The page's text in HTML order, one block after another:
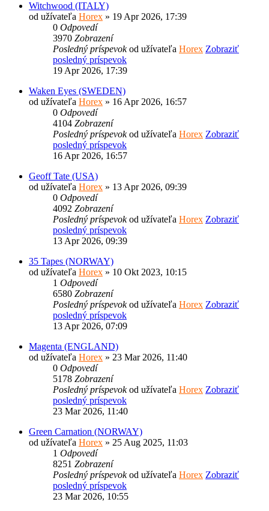
Witchwood (ITALY)
od užívateľa Horex » 19 Apr 2026, 17:39
0 Odpovedí
3970 Zobrazení
Posledný príspevokod užívateľa Horex Zobraziť
posledný príspevok
19 Apr 2026, 17:39
Waken Eyes (SWEDEN)
od užívateľa Horex » 16 Apr 2026, 16:57
0 Odpovedí
4104 Zobrazení
Posledný príspevokod užívateľa Horex Zobraziť
posledný príspevok
16 Apr 2026, 16:57
Geoff Tate (USA)
od užívateľa Horex » 13 Apr 2026, 09:39
0 Odpovedí
4092 Zobrazení
Posledný príspevokod užívateľa Horex Zobraziť
posledný príspevok
13 Apr 2026, 09:39
35 Tapes (NORWAY)
od užívateľa Horex » 10 Okt 2023, 10:15
1 Odpovedí
6580 Zobrazení
Posledný príspevokod užívateľa Horex Zobraziť
posledný príspevok
13 Apr 2026, 07:09
Magenta (ENGLAND)
od užívateľa Horex » 23 Mar 2026, 11:40
0 Odpovedí
5178 Zobrazení
Posledný príspevokod užívateľa Horex Zobraziť
posledný príspevok
23 Mar 2026, 11:40
Green Carnation (NORWAY)
od užívateľa Horex » 25 Aug 2025, 11:03
1 Odpovedí
8251 Zobrazení
Posledný príspevokod užívateľa Horex Zobraziť
posledný príspevok
23 Mar 2026, 10:55